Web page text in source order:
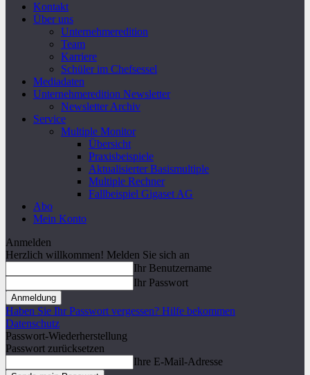
Kontakt
Über uns
Unternehmeredition
Team
Karriere
Schüler im Chefsessel
Mediadaten
Unternehmeredition Newsletter
Newsletter Archiv
Service
Multiple Monitor
Übersicht
Praxisbeispiele
Aktualisierter Basismultiple
Multiple Rechner
Fallbeispiel Gigaset AG
Abo
Mein Konto
Anmelden
Herzlich willkommen! Melden Sie sich an
Ihr Benutzername
Ihr Passwort
Haben Sie Ihr Passwort vergessen? Hilfe bekommen
Datenschutz
Passwort-Wiederherstellung
Passwort zurücksetzen
Ihre E-Mail-Adresse